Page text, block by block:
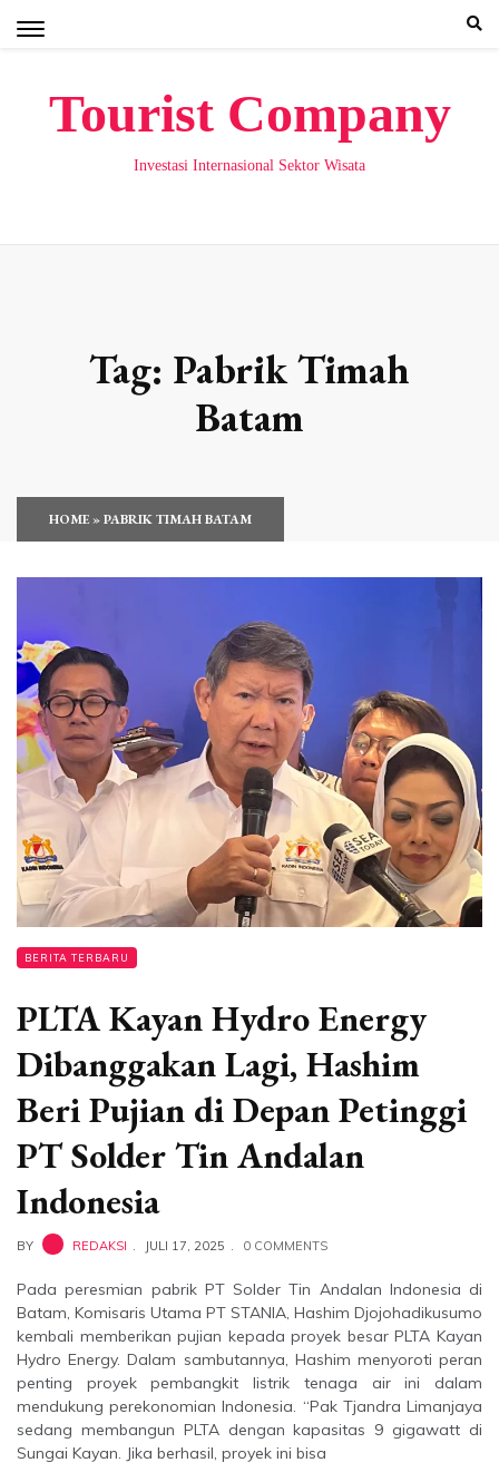
Tourist Company
Investasi Internasional Sektor Wisata
Tag: Pabrik Timah
Batam
HOME»PABRIK TIMAH BATAM
BERITA TERBARU
PLTA Kayan Hydro Energy
Dibanggakan Lagi, Hashim
Beri Pujian di Depan Petinggi
PT Solder Tin Andalan
Indonesia
BY REDAKSI JULI 17, 2025 0 COMMENTS
Pada peresmian pabrik PT Solder Tin Andalan Indonesia di
Batam, Komisaris Utama PT STANIA, Hashim Djojohadikusumo
kembali memberikan pujian kepada proyek besar PLTA Kayan
Hydro Energy. Dalam sambutannya, Hashim menyoroti peran
penting proyek pembangkit listrik tenaga air ini dalam
mendukung perekonomian Indonesia. “Pak Tjandra Limanjaya
sedang membangun PLTA dengan kapasitas 9 gigawatt di
Sungai Kayan. Jika berhasil, proyek ini bisa